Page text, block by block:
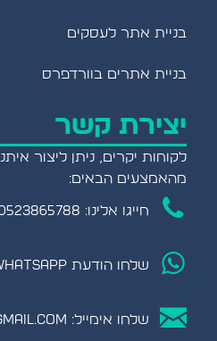
בניית אתר לעסקים
בניית אתרים בוורדפרס
יצירת קשר
לקוחות יקרים, ניתן ליצור
מהאמצעים הבאים:
חייגו אלינו: 0523865788
שלחו הודעת WHATSAPP
שלחו אימייל: